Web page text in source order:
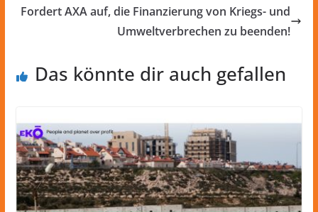
Fordert AXA auf, die Finanzierung von Kriegs- und
Umweltverbrechen zu beenden!
Das könnte dir auch gefallen